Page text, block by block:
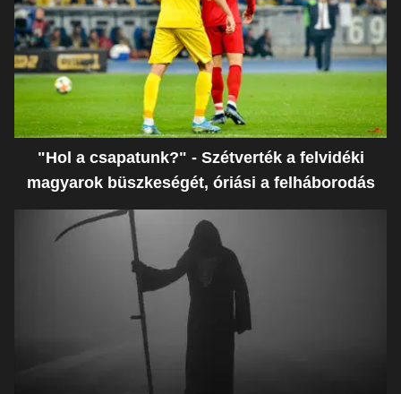
"Hol a csapatunk?" - Szétverték a felvidéki
magyarok büszkeségét, óriási a felháborodás